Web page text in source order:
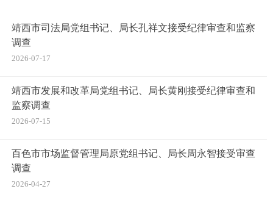
靖西市司法局党组书记、局长孔祥文接受纪律审查和监察
调查
2026-07-17
靖西市发展和改革局党组书记、局长黄刚接受纪律审查和
监察调查
2026-07-15
百色市市场监督管理局原党组书记、局长周永智接受审查
调查
2026-04-27